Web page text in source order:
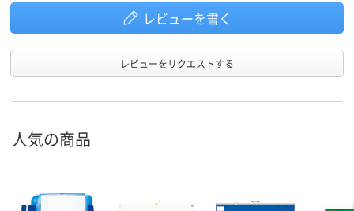
レビューを書く
レビューをリクエストする
人気の商品